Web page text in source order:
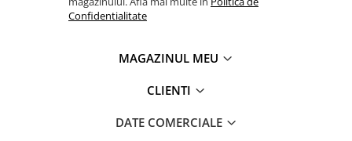
Confidentialitate
MAGAZINUL MEU
CLIENTI
DATE COMERCIALE